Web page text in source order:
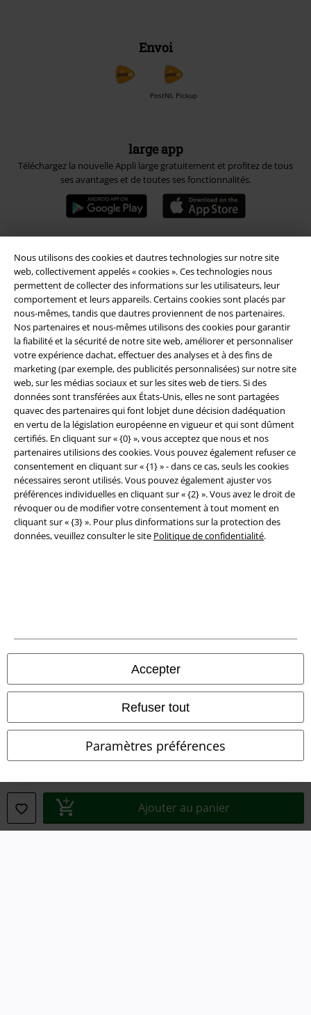
Nous utilisons des cookies et dautres technologies sur notre site
web, collectivement appelés « cookies ». Ces technologies nous
permettent de collecter des informations sur les utilisateurs, leur
comportement et leurs appareils. Certains cookies sont placés par
nous-mêmes, tandis que dautres proviennent de nos partenaires.
Nos partenaires et nous-mêmes utilisons des cookies pour garantir
la fiabilité et la sécurité de notre site web, améliorer et personnaliser
votre expérience dachat, effectuer des analyses et à des fins de
marketing (par exemple, des publicités personnalisées) sur notre site
web, sur les médias sociaux et sur les sites web de tiers. Si des
données sont transférées aux États-Unis, elles ne sont partagées
quavec des partenaires qui font lobjet dune décision dadéquation
en vertu de la législation européenne en vigueur et qui sont dûment
certifiés. En cliquant sur « {0} », vous acceptez que nous et nos
partenaires utilisions des cookies. Vous pouvez également refuser ce
consentement en cliquant sur « {1} » - dans ce cas, seuls les cookies
nécessaires seront utilisés. Vous pouvez également ajuster vos
préférences individuelles en cliquant sur « {2} ». Vous avez le droit de
révoquer ou de modifier votre consentement à tout moment en
cliquant sur « {3} ». Pour plus dinformations sur la protection des
données, veuillez consulter le site Politique de confidentialité.
Accepter
Refuser tout
Paramètres préférences
Ajouter au panier
Envoi
PostNL Pickup
large app
Téléchargez la nouvelle Appli large gratuitement et profitez de tous
ses avantages et de toutes ses fonctionnalités.
A Warner Music Group Company
Sécurité
Clauses de confidentialité
Élimination des déchets et protection de l'environnement
Informations sur l'accessibilité
Paramètres des Cookies
Période de rétractation